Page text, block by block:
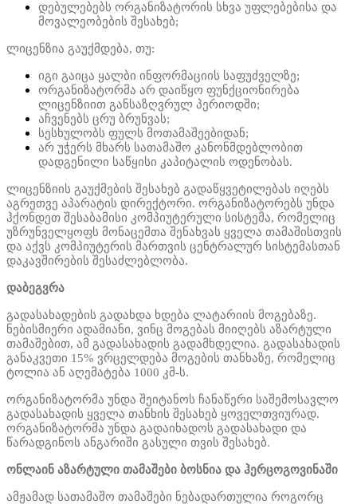
დებულებებს ორგანიზატორის სხვა უფლებებისა და
მოვალეობების შესახებ;
ლიცენზია გაუქმდება, თუ:
იგი გაიცა ყალბი ინფორმაციის საფუძველზე;
ორგანიზატორმა არ დაიწყო ფუნქციონირება
ლიცენზიით განსაზღვრულ პერიოდში;
აჩვენებს ცრუ ბრუნვას;
სესხულობს ფულს მოთამაშეებიდან;
არ უჭერს მხარს სათამაშო კანონმდებლობით
დადგენილი საწყისი კაპიტალის ოდენობას.
ლიცენზიის გაუქმების შესახებ გადაწყვეტილებას იღებს
აგრეთვე აპარატის დირექტორი. ორგანიზატორებს უნდა
ჰქონდეთ შესაბამისი კომპიუტერული სისტემა, რომელიც
უზრუნველყოფს მონაცემთა შენახვას ყველა თამაშისთვის
და აქვს კომპიუტერის მართვის ცენტრალურ სისტემასთან
დაკავშირების შესაძლებლობა.
დაბეგვრა
გადასახადების გადახდა ხდება ლატარიის მოგებაზე.
ნებისმიერი ადამიანი, ვინც მოგებას მიიღებს აზარტული
თამაშებით, ამ გადასახადის გადამხდელია. გადასახადის
განაკვეთი 15% ვრცელდება მოგების თანხაზე, რომელიც
ტოლია ან აღემატება 1000 კმ-ს.
ორგანიზატორმა უნდა შეიტანოს ჩანაწერი საშემოსავლო
გადასახადის ყველა თანხის შესახებ ყოველთვიურად.
ორგანიზატორმა უნდა გადაიხადოს გადასახადი და
წარადგინოს ანგარიში გასული თვის შესახებ.
ონლაინ აზარტული თამაშები ბოსნია და ჰერცოგოვინაში
ამჟამად სათამაშო თამაშები ნებადართულია როგორც